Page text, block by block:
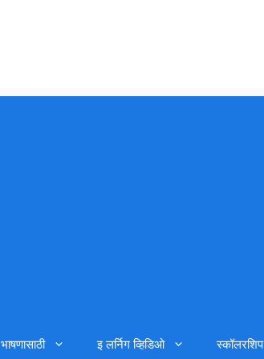
भाषणासाठी इ लर्निग व्हिडिओ स्कॉलरशिप